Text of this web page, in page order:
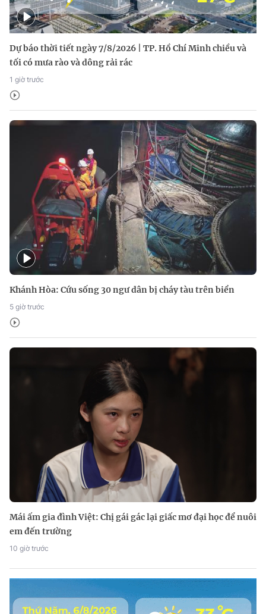
Dự báo thời tiết ngày 7/8/2026 | TP. Hồ Chí Minh chiều và
tối có mưa rào và dông rải rác
1 giờ trước
Khánh Hòa: Cứu sống 30 ngư dân bị cháy tàu trên biển
5 giờ trước
Mái ấm gia đình Việt: Chị gái gác lại giấc mơ đại học để nuôi
em đến trường
10 giờ trước